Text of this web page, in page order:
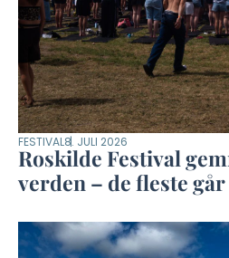
FESTIVAL8. JULI 2026
Roskilde Festival
verden – de fleste